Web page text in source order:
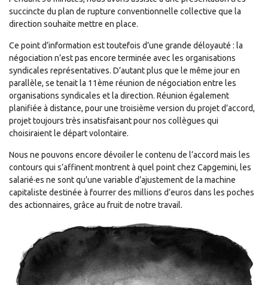
succincte du plan de rupture conventionnelle collective que la
direction souhaite mettre en place.
Ce point d’information est toutefois d’une grande déloyauté : la
négociation n’est pas encore terminée avec les organisations
syndicales représentatives. D’autant plus que le même jour en
parallèle, se tenait la 11ème réunion de négociation entre les
organisations syndicales et la direction. Réunion également
planifiée à distance, pour une troisième version du projet d’accord,
projet toujours très insatisfaisant pour nos collègues qui
choisiraient le départ volontaire.
Nous ne pouvons encore dévoiler le contenu de l’accord mais les
contours qui s’affinent montrent à quel point chez Capgemini, les
salarié·es ne sont qu’une variable d’ajustement de la machine
capitaliste destinée à fourrer des millions d’euros dans les poches
des actionnaires, grâce au fruit de notre travail.